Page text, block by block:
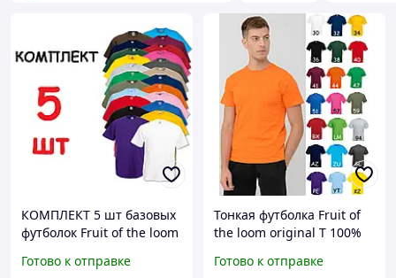
КОМПЛЕКТ 5 шт базовых
футболок Fruit of the loom
100% хлопок
Готово к отправке
Тонкая футболка Fruit of
the loom original T 100%
Готово к отправке